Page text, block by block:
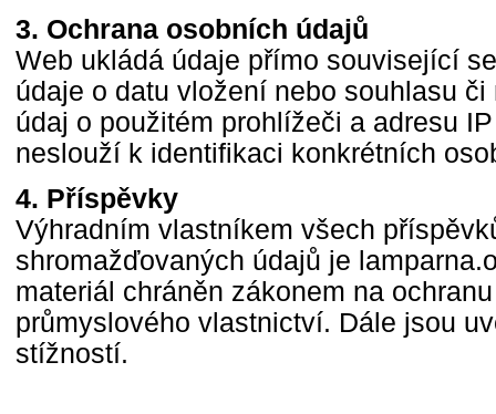
3. Ochrana osobních údajů
Web ukládá údaje přímo související
údaje o datu vložení nebo souhlasu
údaj o použitém prohlížeči a adresu
neslouží k identifikaci konkrétních
4. Příspěvky
Výhradním vlastníkem všech
shromažďovaných údajů je
materiál chráněn zákonem na
průmyslového vlastnictví. Dále jsou
stížností.